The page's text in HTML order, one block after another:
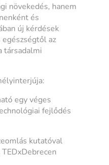
növekedés, hanem
és
új kérdések
az
társadalmi
egy véges
fejlődés
kutatóval